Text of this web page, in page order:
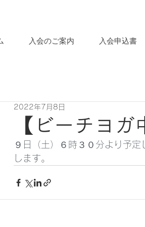
入会のご案内 入会申込書
【ビーチヨガ
2022年7月8日
９日（土）６時３０分より予
します。